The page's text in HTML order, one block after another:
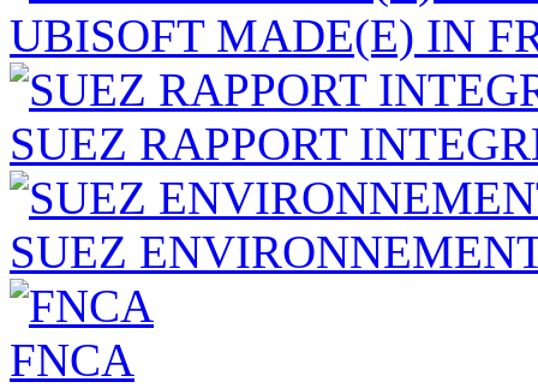
UBISOFT MADE(E) IN
SUEZ RAPPORT
SUEZ
FNCA